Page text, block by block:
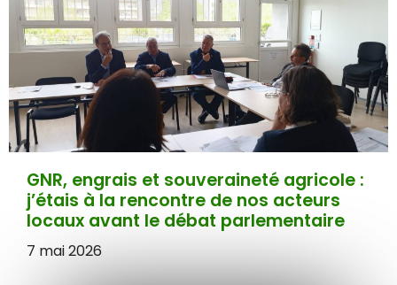
GNR, engrais et souveraineté agricole :
j’étais à la rencontre de nos acteurs
locaux avant le débat parlementaire
7 mai 2026